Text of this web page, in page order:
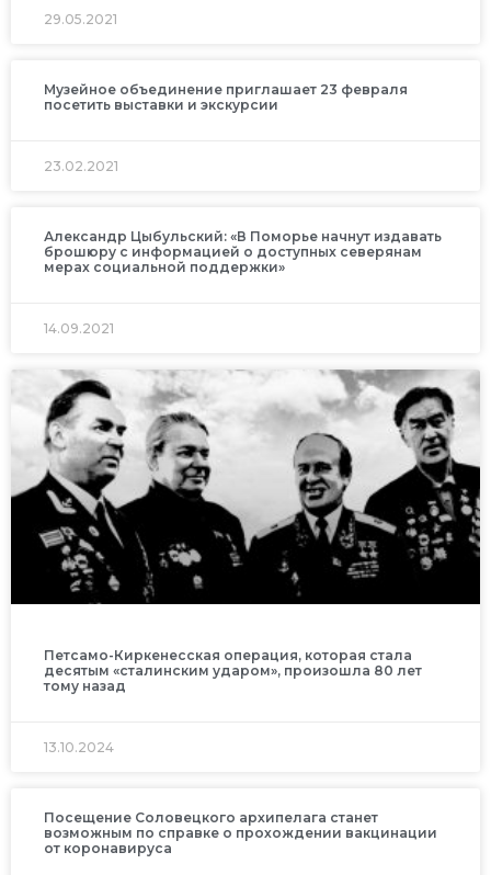
29.05.2021
Музейное объединение приглашает 23 февраля
посетить выставки и экскурсии
23.02.2021
Александр Цыбульский: «В Поморье начнут издавать
брошюру с информацией о доступных северянам
мерах социальной поддержки»
14.09.2021
Петсамо-Киркенесская операция, которая стала
десятым «сталинским ударом», произошла 80 лет
тому назад
13.10.2024
Посещение Соловецкого архипелага станет
возможным по справке о прохождении вакцинации
от коронавируса